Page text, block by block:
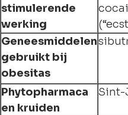
stimulerende
werking
Geneesmiddelen
gebruikt bij
obesitas
Phytopharmaca
en kruiden
Sint-